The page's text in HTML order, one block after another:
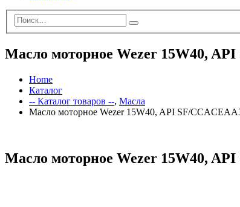
Масло моторное Wezer 15W40,
Home
Каталог
-- Каталог товаров --, Масла
Масло моторное Wezer 15W40, API SF/
Масло моторное Wezer 15W40,